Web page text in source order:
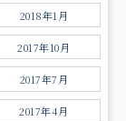
2018年1月
2017年10月
2017年7月
2017年4月